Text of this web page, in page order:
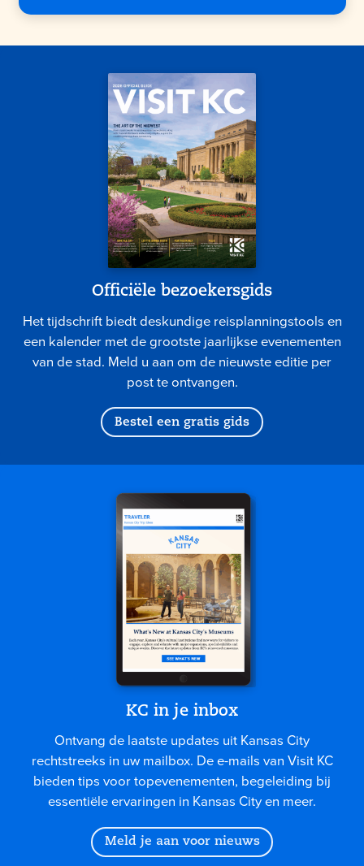
Officiële bezoekersgids
Het tijdschrift biedt deskundige reisplanningstools en
een kalender met de grootste jaarlijkse evenementen
van de stad. Meld u aan om de nieuwste editie per
post te ontvangen.
Bestel een gratis gids
KC in je inbox
Ontvang de laatste updates uit Kansas City
rechtstreeks in uw mailbox. De e-mails van Visit KC
bieden tips voor topevenementen, begeleiding bij
essentiële ervaringen in Kansas City en meer.
Meld je aan voor nieuws